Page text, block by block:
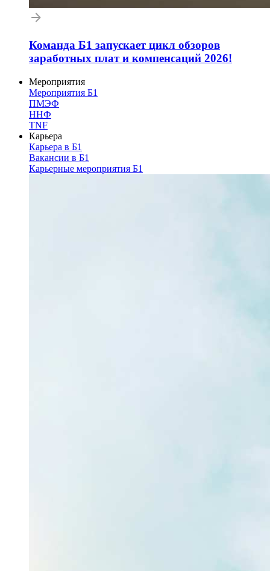
Команда Б1 запускает цикл обзоров
заработных плат и компенсаций 2026!
Мероприятия
Мероприятия Б1
ПМЭФ
ННФ
TNF
Карьера
Карьера в Б1
Вакансии в Б1
Карьерные мероприятия Б1